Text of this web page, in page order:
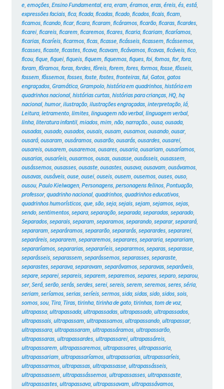
e, emoções, Ensino Fundamental, era, eram, éramos, eras, éreis, és, está,
expressões faciais, fica, ficada, ficadas, ficado, ficados, ficais, ficam,
ficamos, ficando, ficar, ficara, ficaram, ficáramos, ficarão, ficaras, ficardes,
ficarei, ficareis, ficarem, ficaremos, ficares, ficaria, ficariam, ficaríamos,
ficarias, ficaríeis, ficarmos, ficas, ficasse, ficásseis, ficassem, ficássemos,
ficasses, ficaste, ficastes, ficava, ficavam, ficávamos, ficavas, ficáveis, fico,
ficou, fique, fiquei, fiqueis, fiquem, fiquemos, fiques, foi, fomos, for, fora,
foram, fôramos, foras, fordes, fôreis, forem, fores, formos, fosse, fôsseis,
fossem, fôssemos, fosses, foste, fostes, fronteiras, fui, Gatos, gatos
engraçados, Gramática, Grampolo, história em quadrinhos, história em
quadrinhos nacional, histórias curtas, histórias para crianças, HQ, hq
nacional, humor, ilustração, ilustrações engraçadas, interpretação, lá,
Leitura, letramento, limites, linguagem não verbal, linguagem verbal,
linha, literatura infantil, miados, mim, não, narração. ousa, ousada,
ousadas, ousado, ousados, ousais, ousam, ousamos, ousando, ousar,
ousará, ousaram, ousáramos, ousarão, ousarás, ousardes, ousarei,
ousareis, ousarem, ousaremos, ousares, ousaria, ousariam, ousaríamos,
ousarias, ousaríeis, ousarmos, ousas, ousasse, ousásseis, ousassem,
ousássemos, ousasses, ousaste, ousastes, ousava, ousavam, ousávamos,
ousavas, ousáveis, ouse, ousei, ouseis, ousem, ousemos, ouses, ouso,
ousou, Paulo Kielwagen, Personagens, personagens felinos, Pontuação,
professor, quadrinho nacional, quadrinhos, quadrinhos educativos,
quadrinhos humorísticos, que, são, seja, sejais, sejam, sejamos, sejas,
sendo, sentimentos, separa, separação, separada, separadas, separado,
Separados, separais, separam, separamos, separando, separar, separará,
separaram, separáramos, separarão, separarás, separardes, separarei,
separáreis, separarem, separaremos, separares, separaria, separariam,
separaríamos, separarias, separaríeis, separarmos, separas, separasse,
separásseis, separassem, separássemos, separasses, separaste,
separastes, separava, separavam, separávamos, separavas, separáveis,
separe, separei, separeis, separem, separemos, separes, separo, separou,
ser, Será, serão, serás, serdes, serei, sereis, serem, seremos, seres, séria,
seriam, seríamos, serias, seríeis, sermos, sida, sidas, sido, sidos, sois,
somos, sou, Tira, Tiras, tirinha, tirinha de gato, tirinhas, tom de voz,
ultrapassa, ultrapassada, ultrapassadas, ultrapassado, ultrapassados,
ultrapassais, ultrapassam, ultrapassamos, ultrapassando, ultrapassar,
ultrapassara, ultrapassaram, ultrapassáramos, ultrapassarão,
ultrapassaras, ultrapassardes, ultrapassarei, ultrapassáreis,
ultrapassarem, ultrapassaremos, ultrapassares, ultrapassaria,
ultrapassariam, ultrapassaríamos, ultrapassarias, ultrapassaríeis,
ultrapassarmos, ultrapassas, ultrapassasse, ultrapassásseis,
ultrapassassem, ultrapassássemos, ultrapassasses, ultrapassaste,
ultrapassastes, ultrapassava, ultrapassavam, ultrapassávamos,